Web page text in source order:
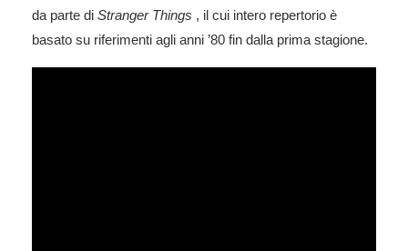
da parte di Stranger Things , il cui intero repertorio è
basato su riferimenti agli anni ’80 fin dalla prima stagione.